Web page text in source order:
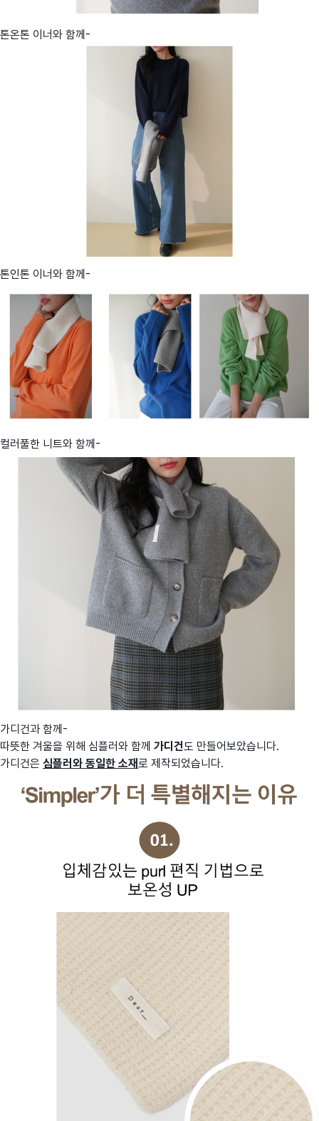
톤온톤 이너와 함께-
톤인톤 이너와 함께-
컬러풀한 니트와 함께-
가디건과 함께-
따뜻한 겨울을 위해 심플러와 함께 가디건도 만들어보았습니다.
가디건은 심플러와 동일한 소재로 제작되었습니다.